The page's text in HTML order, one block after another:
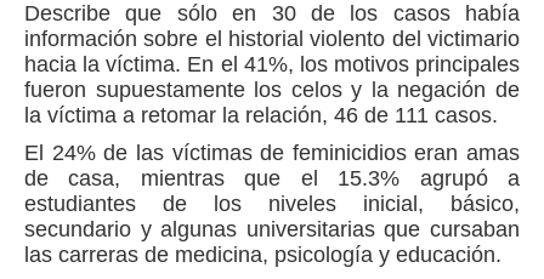
Describe que sólo en 30 de los casos había
información sobre el historial violento del victimario
hacia la víctima. En el 41%, los motivos principales
fueron supuestamente los celos y la negación de
la víctima a retomar la relación, 46 de 111 casos.
El 24% de las víctimas de feminicidios eran amas
de casa, mientras que el 15.3% agrupó a
estudiantes de los niveles inicial, básico,
secundario y algunas universitarias que cursaban
las carreras de medicina, psicología y educación.